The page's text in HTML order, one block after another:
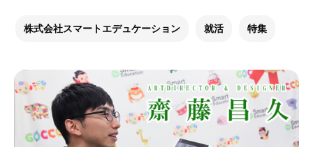
株式会社スマートエデュケーション 就活 特集